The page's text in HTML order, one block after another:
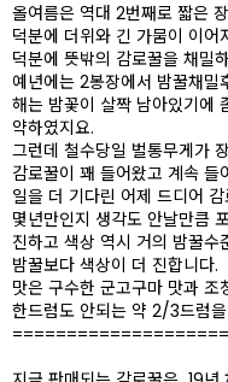
올여름은 역대 2번째로 짧은
덕분에 더위와 긴 가뭄이 이
덕분에 뜻밖의 감로꿀을 채밀
예년에는 2봉장에서 밤꿀채
해는 밤꽃이 살짝 남아있기에
약하였지요.
그런데 철수당일 벌통무게가
감로꿀이 꽤 들어왔고 계속 들
일을 더 기다린 어제 드디어
몇년만인지 생각도 안날만큼
진하고 색상 역시 거의 밤꿀
밤꿀보다 색상이 더 진합니다.
맛은 구수한 군고구마 맛과 조
한드럼도 안되는 약 2/3드럼